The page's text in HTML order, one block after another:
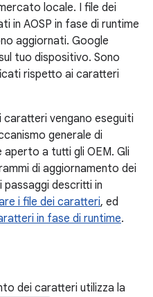
locale. I file dei
in AOSP in fase di runtime
aggiornati. Google
tuo dispositivo. Sono
rispetto ai caratteri
caratteri vengano eseguiti
generale di
a tutti gli OEM. Gli
di aggiornamento dei
descritti in
i file dei caratteri, ed
in fase di runtime.
dei caratteri utilizza la